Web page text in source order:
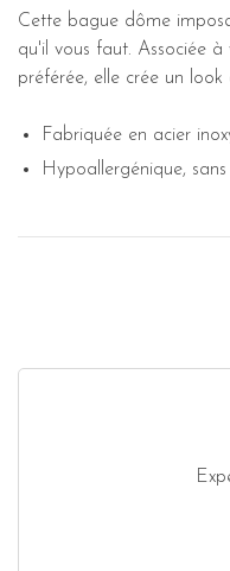
Cette bague dôme
qu'il vous faut. Associée
préférée, elle crée un
Fabriquée en acier
Hypoallergénique,